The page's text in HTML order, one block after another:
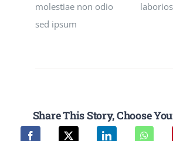
molestiae non odio
sed ipsum
Share This Story, Choose